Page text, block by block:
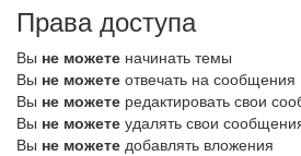
Права доступа
Вы не можете начинать темы
Вы не можете отвечать на сообщения
Вы не можете редактировать свои
Вы не можете удалять свои
Вы не можете добавлять вложения